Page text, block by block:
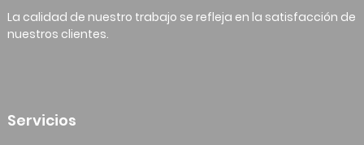
La calidad de nuestro trabajo se refleja en la satisfacción de
nuestros clientes.
Servicios